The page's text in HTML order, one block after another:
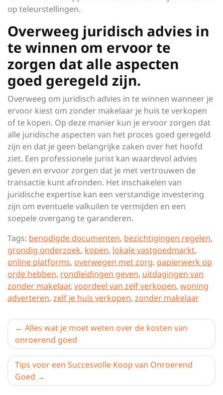
op teleurstellingen.
Overweeg juridisch advies in
te winnen om ervoor te
zorgen dat alle aspecten
goed geregeld zijn.
Overweeg om juridisch advies in te winnen wanneer je
ervoor kiest om zonder makelaar je huis te verkopen
of te kopen. Op deze manier kun je ervoor zorgen dat
alle juridische aspecten van het proces goed geregeld
zijn en dat je geen belangrijke zaken over het hoofd
ziet. Een professionele jurist kan waardevol advies
geven en ervoor zorgen dat je met vertrouwen de
transactie kunt afronden. Het inschakelen van
juridische expertise kan een verstandige investering
zijn om eventuele valkuilen te vermijden en een
soepele overgang te garanderen.
Tags: benodigde documenten, bezichtigingen regelen,
grondig onderzoek, kopen, lokale vastgoedmarkt,
online platforms, overwegen met zorg, papierwerk op
orde hebben, rondleidingen geven, uitdagingen van
zonder makelaar, voordeel van zelf verkopen, woning
adverteren, zelf je huis verkopen, zonder makelaar
Berichtnavigatie
Alles wat je moet weten over de kosten van
onroerend goed
Tips voor een Succesvolle Koop van Onroerend
Goed